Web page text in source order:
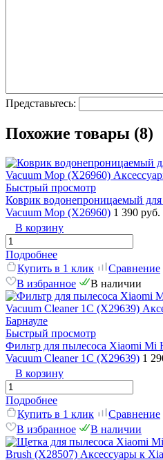
Представьтесь:
Похожие товары (8)
Быстрый просмотр
Коврик водонепроницаемый
Vacuum Mop (X26960) 1 390 руб.
В корзину
Подробнее
Купить в 1 клик
Сравнение
В избранное
В наличии
Быстрый просмотр
Фильтр для пылесоса Xiaomi Mi
Vacuum Cleaner 1C (X29639) 1
В корзину
Подробнее
Купить в 1 клик
Сравнение
В избранное
В наличии